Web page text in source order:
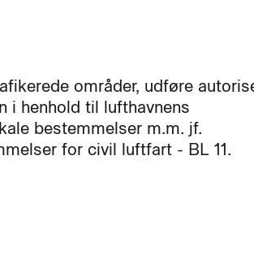
områder, udføre
i henhold til lufthavnens
bestemmelser m.m. jf.
for civil luftfart - BL 11.